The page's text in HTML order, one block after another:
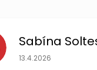
Sabína
Hodnotenie
13.4.2026